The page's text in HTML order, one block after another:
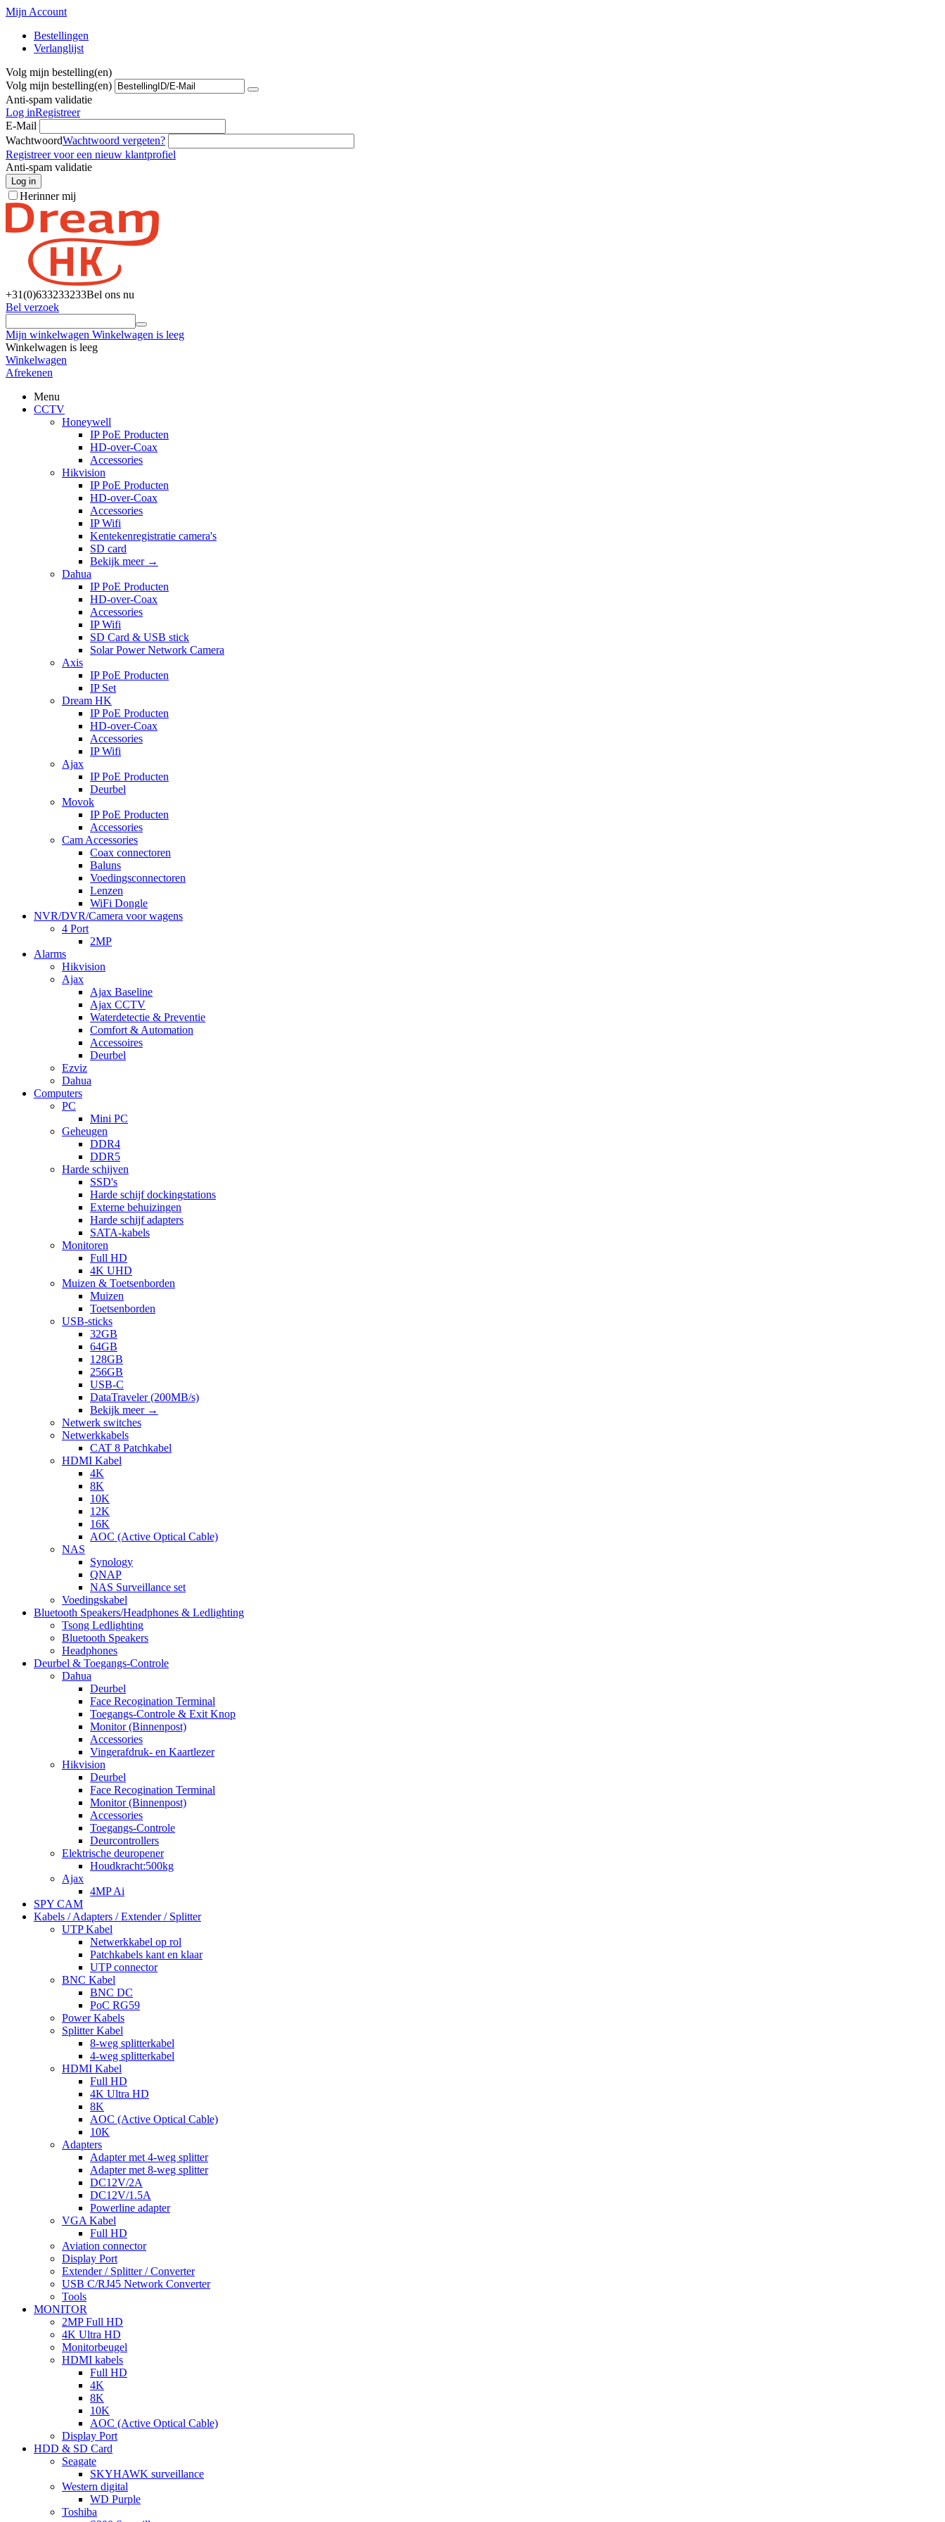
Mijn Account
Bestellingen
Verlanglijst
Volg mijn bestelling(en)
Volg mijn bestelling(en)
Anti-spam validatie
Log inRegistreer
E-Mail
WachtwoordWachtwoord vergeten?
Registreer voor een nieuw klantprofiel
Anti-spam validatie
Log in
Herinner mij
+31(0)633233233Bel ons nu
Bel verzoek
Mijn winkelwagen Winkelwagen is leeg
Winkelwagen is leeg
Winkelwagen
Afrekenen
Menu
CCTV
Honeywell
IP PoE Producten
HD-over-Coax
Accessories
Hikvision
IP PoE Producten
HD-over-Coax
Accessories
IP Wifi
Kentekenregistratie camera's
SD card
Bekijk meer →
Dahua
IP PoE Producten
HD-over-Coax
Accessories
IP Wifi
SD Card & USB stick
Solar Power Network Camera
Axis
IP PoE Producten
IP Set
Dream HK
IP PoE Producten
HD-over-Coax
Accessories
IP Wifi
Ajax
IP PoE Producten
Deurbel
Movok
IP PoE Producten
Accessories
Cam Accessories
Coax connectoren
Baluns
Voedingsconnectoren
Lenzen
WiFi Dongle
NVR/DVR/Camera voor wagens
4 Port
2MP
Alarms
Hikvision
Ajax
Ajax Baseline
Ajax CCTV
Waterdetectie & Preventie
Comfort & Automation
Accessoires
Deurbel
Ezviz
Dahua
Computers
PC
Mini PC
Geheugen
DDR4
DDR5
Harde schijven
SSD's
Harde schijf dockingstations
Externe behuizingen
Harde schijf adapters
SATA-kabels
Monitoren
Full HD
4K UHD
Muizen & Toetsenborden
Muizen
Toetsenborden
USB-sticks
32GB
64GB
128GB
256GB
USB-C
DataTraveler (200MB/s)
Bekijk meer →
Netwerk switches
Netwerkkabels
CAT 8 Patchkabel
HDMI Kabel
4K
8K
10K
12K
16K
AOC (Active Optical Cable)
NAS
Synology
QNAP
NAS Surveillance set
Voedingskabel
Bluetooth Speakers/Headphones & Ledlighting
Tsong Ledlighting
Bluetooth Speakers
Headphones
Deurbel & Toegangs-Controle
Dahua
Deurbel
Face Recogination Terminal
Toegangs-Controle & Exit Knop
Monitor (Binnenpost)
Accessories
Vingerafdruk- en Kaartlezer
Hikvision
Deurbel
Face Recogination Terminal
Monitor (Binnenpost)
Accessories
Toegangs-Controle
Deurcontrollers
Elektrische deuropener
Houdkracht:500kg
Ajax
4MP Ai
SPY CAM
Kabels / Adapters / Extender / Splitter
UTP Kabel
Netwerkkabel op rol
Patchkabels kant en klaar
UTP connector
BNC Kabel
BNC DC
PoC RG59
Power Kabels
Splitter Kabel
8-weg splitterkabel
4-weg splitterkabel
HDMI Kabel
Full HD
4K Ultra HD
8K
AOC (Active Optical Cable)
10K
Adapters
Adapter met 4-weg splitter
Adapter met 8-weg splitter
DC12V/2A
DC12V/1.5A
Powerline adapter
VGA Kabel
Full HD
Aviation connector
Display Port
Extender / Splitter / Converter
USB C/RJ45 Network Converter
Tools
MONITOR
2MP Full HD
4K Ultra HD
Monitorbeugel
HDMI kabels
Full HD
4K
8K
10K
AOC (Active Optical Cable)
Display Port
HDD & SD Card
Seagate
SKYHAWK surveillance
Western digital
WD Purple
Toshiba